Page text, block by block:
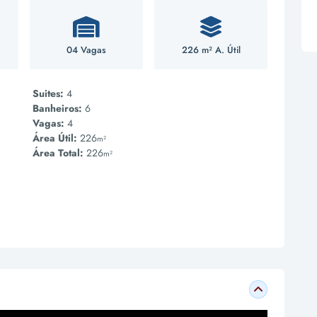
04 Vagas 226 m² A. Útil
Suites: 4
Banheiros: 6
Vagas: 4
Área Útil: 226m²
Área Total: 226m²